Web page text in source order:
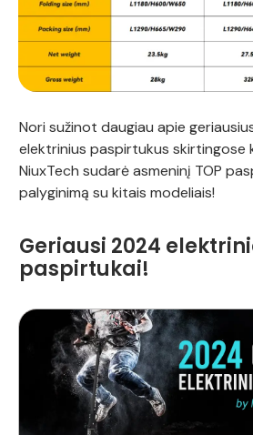
Nori sužinot daugiau apie
elektrinius paspirtukus skirtingose
NiuxTech sudarė asmeninį TOP
palyginimą su kitais modeliais!
Geriausi 2024
paspirtukai!